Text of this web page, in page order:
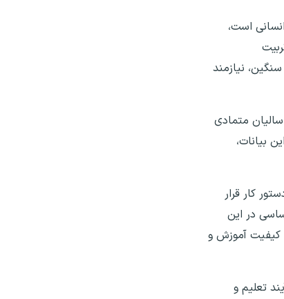
است،
نیازمند
متمادی
بیانات،
کار قرار
در این
کیفیت آموزش و
تعلیم و